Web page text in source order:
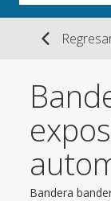
Bandera